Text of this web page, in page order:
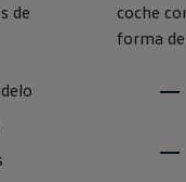
de
coche
forma